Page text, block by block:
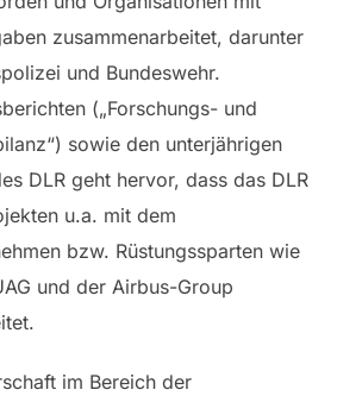
zusammenarbeitet, darunter
und Bundeswehr.
(„Forschungs- und
sowie den unterjährigen
DLR geht hervor, dass das DLR
u.a. mit dem
bzw. Rüstungssparten wie
und der Airbus-Group
im Bereich der